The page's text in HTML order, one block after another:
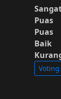
Puas
Puas
Baik
Voting